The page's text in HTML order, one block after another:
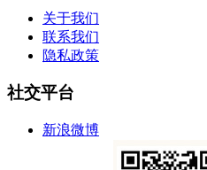
关于我们
联系我们
隐私政策
社交平台
新浪微博